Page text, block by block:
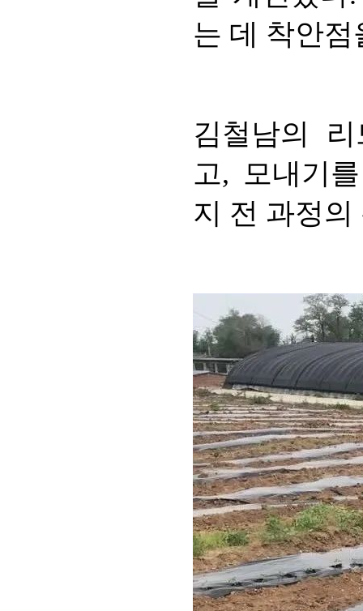
는 데 착안
김철남의
고, 모내기
지 전 과정